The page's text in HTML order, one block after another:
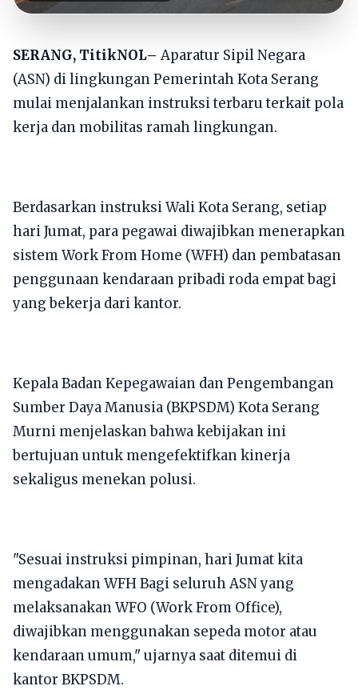
SERANG, TitikNOL– Aparatur Sipil Negara
(ASN) di lingkungan Pemerintah Kota Serang
mulai menjalankan instruksi terbaru terkait pola
kerja dan mobilitas ramah lingkungan.
Berdasarkan instruksi Wali Kota Serang, setiap
hari Jumat, para pegawai diwajibkan menerapkan
sistem Work From Home (WFH) dan pembatasan
penggunaan kendaraan pribadi roda empat bagi
yang bekerja dari kantor.
​Kepala Badan Kepegawaian dan Pengembangan
Sumber Daya Manusia (BKPSDM) Kota Serang
Murni menjelaskan bahwa kebijakan ini
bertujuan untuk mengefektifkan kinerja
sekaligus menekan polusi.
​"Sesuai instruksi pimpinan, hari Jumat kita
mengadakan WFH Bagi seluruh ASN yang
melaksanakan WFO (Work From Office),
diwajibkan menggunakan sepeda motor atau
kendaraan umum," ujarnya saat ditemui di
kantor BKPSDM.